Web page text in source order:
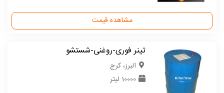
مشاهده قیمت
تینر فوری-روغنی-شستشو
البرز، کرج
10000 لیتر